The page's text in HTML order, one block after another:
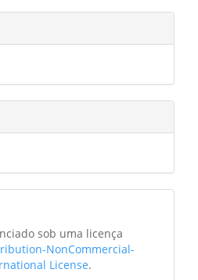
sob uma licença
NonCommercial-
License.